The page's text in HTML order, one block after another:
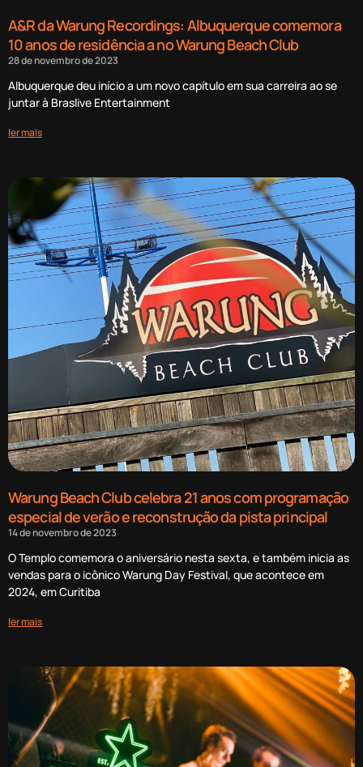
A&R da Warung Recordings: Albuquerque comemora
10 anos de residência a no Warung Beach Club
28 de novembro de 2023
Albuquerque deu início a um novo capítulo em sua carreira ao se
juntar à Braslive Entertainment
ler mais
Warung Beach Club celebra 21 anos com programação
especial de verão e reconstrução da pista principal
14 de novembro de 2023
O Templo comemora o aniversário nesta sexta, e também inicia as
vendas para o icônico Warung Day Festival, que acontece em
2024, em Curitiba
ler mais